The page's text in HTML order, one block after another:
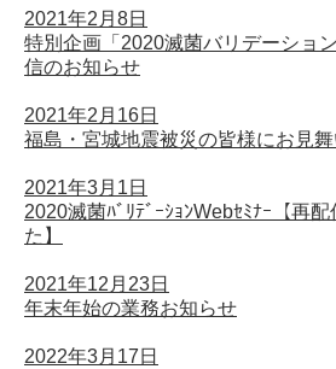
2021年2月8日
特別企画「2020滅菌バリデーショ
信のお知らせ
2021年2月16日
福島・宮城地震被災の皆様にお見
2021年3月1日
2020滅菌ﾊﾞﾘﾃﾞｰｼｮﾝWebｾﾐﾅｰ【再
た】
2021年12月23日
年末年始の業務お知らせ
2022年3月17日